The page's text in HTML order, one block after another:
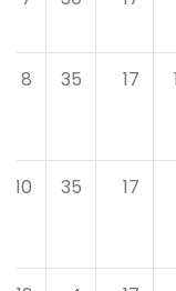
17
35
8
17
35
10